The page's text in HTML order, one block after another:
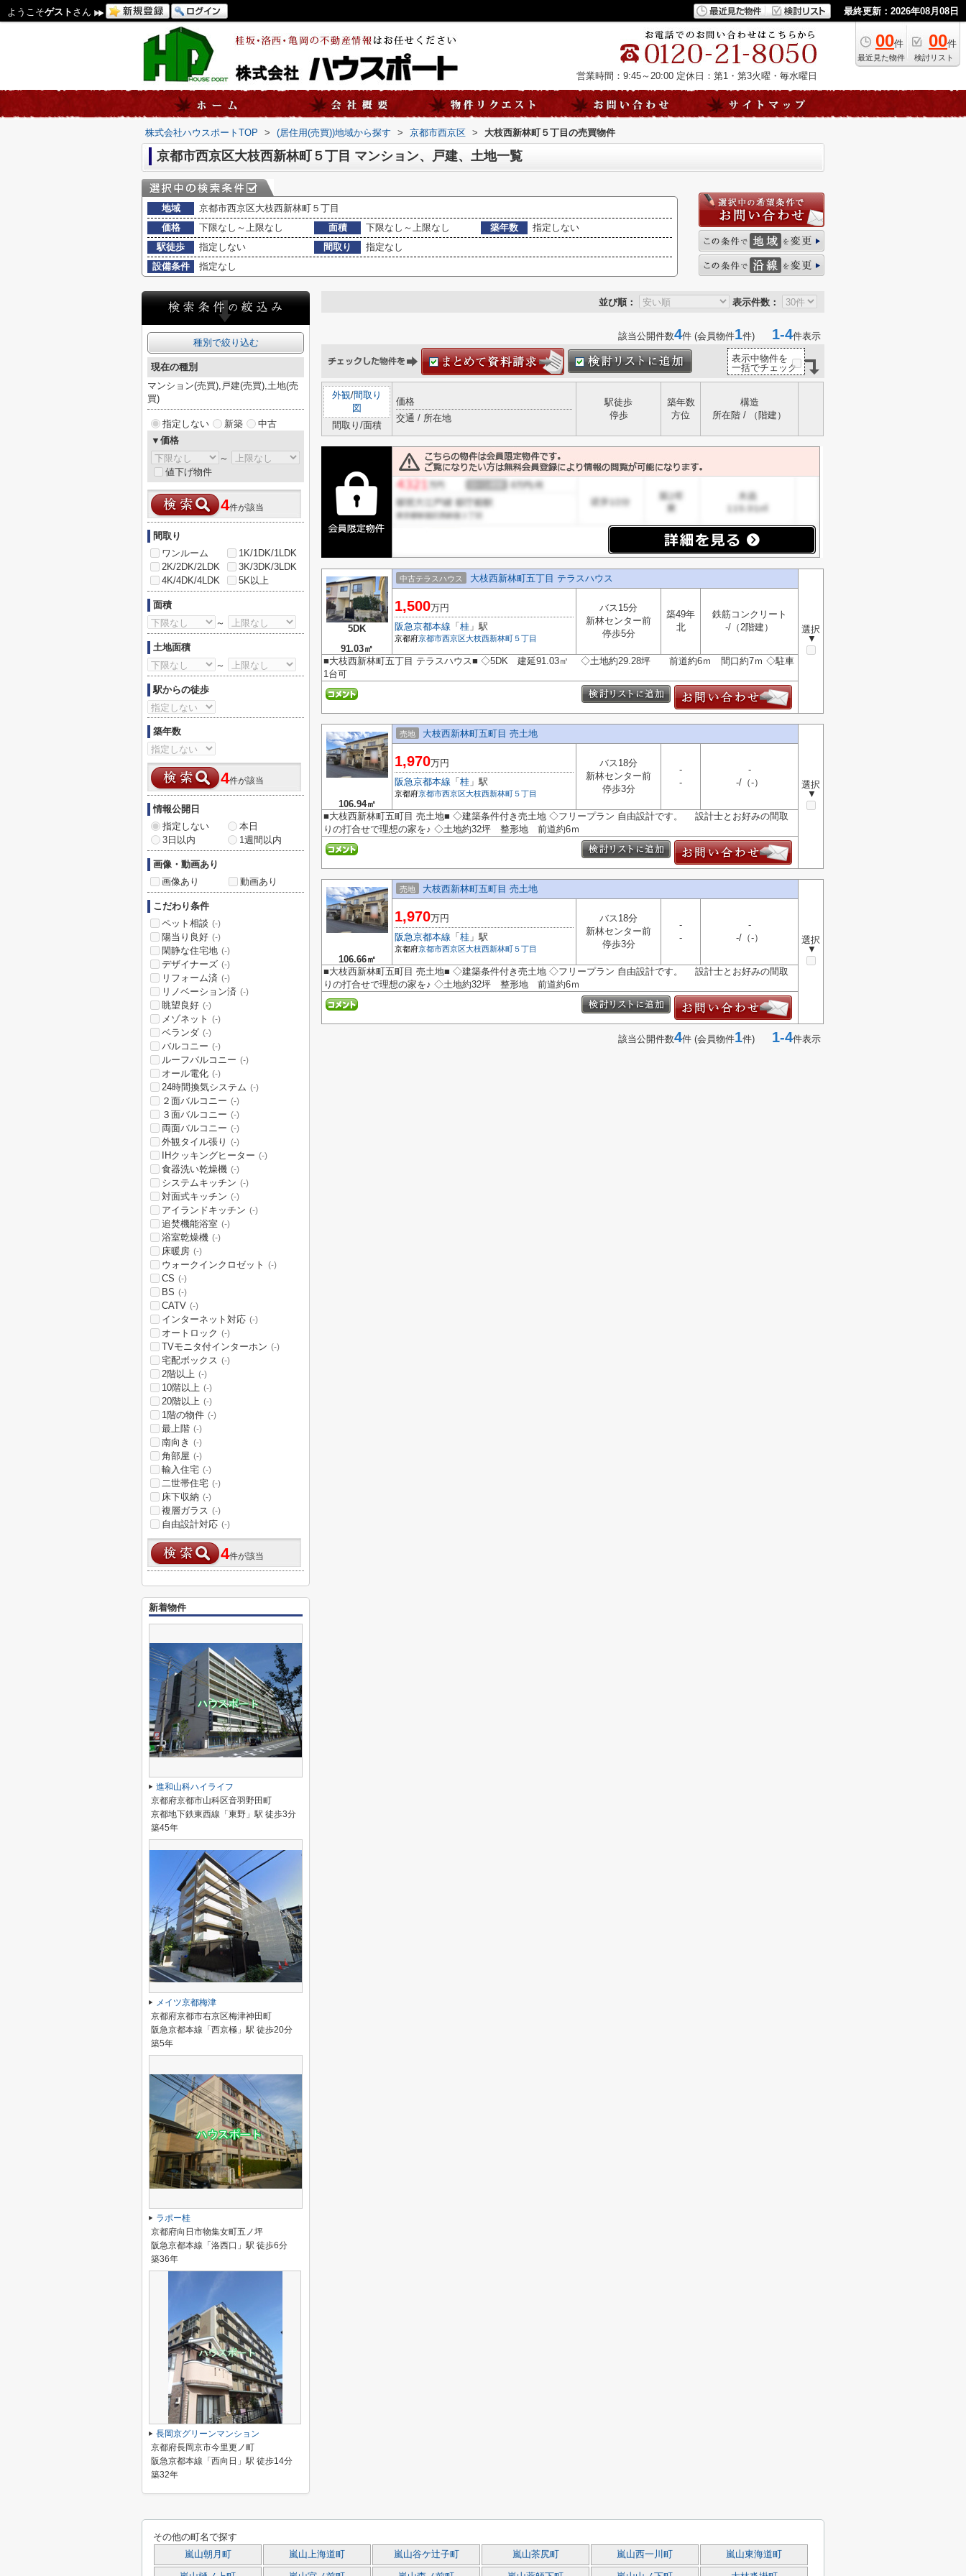
ようこそゲスト さん 最終更新：2026年08月08日
00件
最近見た物件
00件
検討リスト
営業時間：9:45～20:00 定休日：第1・第3火曜・毎水曜日
株式会社ハウスポートTOP > (居住用(売買))地域から探す > 京都市西京区 > 大枝西新林町５丁目の売買物件
京都市西京区大枝西新林町５丁目 マンション、戸建、土地一覧
地域
京都市西京区大枝西新林町５丁目
価格
下限なし～上限なし 面積 下限なし～上限なし 築年数
指定しない
駅徒歩
指定しない 間取り
指定なし
設備条件
指定なし
並び順： 表示件数：
該当公開件数4件 (会員物件1件) 1-4件表示
表示中物件を
一括でチェック
外観/間取り
図
間取り/面積
価格
交通 / 所在地
駅徒歩
停歩
築年数
方位
構造
所在階 / （階建）
5DK
91.03㎡
中古テラスハウス 大枝西新林町五丁目 テラスハウス
選択
▼
1,500万円
阪急京都本線 「 桂 」駅
京都府京都市西京区大枝西新林町５丁目
バス15分
新林センター前
停歩5分
築49年
北
鉄筋コンクリート
-/（2階建）
■大枝西新林町五丁目 テラスハウス■ ◇5DK 建延91.03㎡ ◇土地約29.28坪 前道約6ｍ 間口約7ｍ ◇駐車
1台可
106.94㎡
売地 大枝西新林町五町目 売土地
選択
▼
1,970万円
阪急京都本線 「 桂 」駅
京都府京都市西京区大枝西新林町５丁目
バス18分
新林センター前
停歩3分
-
-
-
-/（-）
■大枝西新林町五町目 売土地■ ◇建築条件付き売土地 ◇フリープラン 自由設計です。 設計士とお好みの間取
りの打合せで理想の家を♪ ◇土地約32坪 整形地 前道約6ｍ
106.66㎡
売地 大枝西新林町五町目 売土地
選択
▼
1,970万円
阪急京都本線 「 桂 」駅
京都府京都市西京区大枝西新林町５丁目
バス18分
新林センター前
停歩3分
-
-
-
-/（-）
■大枝西新林町五町目 売土地■ ◇建築条件付き売土地 ◇フリープラン 自由設計です。 設計士とお好みの間取
りの打合せで理想の家を♪ ◇土地約32坪 整形地 前道約6ｍ
該当公開件数4件 (会員物件1件) 1-4件表示
種別で絞り込む
現在の種別
マンション(売買),戸建(売買),土地(売
買)
指定しない 新築
中古
▼価格
～
値下げ物件
4件が該当
間取り
ワンルーム
1K/1DK/1LDK
2K/2DK/2LDK
3K/3DK/3LDK
4K/4DK/4LDK
5K以上
面積
～
土地面積
～
駅からの徒歩
築年数
4件が該当
情報公開日
指定しない
本日
3日以内
1週間以内
画像・動画あり
画像あり
動画あり
こだわり条件
ペット相談 (-)
陽当り良好 (-)
閑静な住宅地 (-)
デザイナーズ (-)
リフォーム済 (-)
リノベーション済 (-)
眺望良好 (-)
メゾネット (-)
ベランダ (-)
バルコニー (-)
ルーフバルコニー (-)
オール電化 (-)
24時間換気システム (-)
２面バルコニー (-)
３面バルコニー (-)
両面バルコニー (-)
外観タイル張り (-)
IHクッキングヒーター (-)
食器洗い乾燥機 (-)
システムキッチン (-)
対面式キッチン (-)
アイランドキッチン (-)
追焚機能浴室 (-)
浴室乾燥機 (-)
床暖房 (-)
ウォークインクロゼット (-)
CS (-)
BS (-)
CATV (-)
インターネット対応 (-)
オートロック (-)
TVモニタ付インターホン (-)
宅配ボックス (-)
2階以上 (-)
10階以上 (-)
20階以上 (-)
1階の物件 (-)
最上階 (-)
南向き (-)
角部屋 (-)
輸入住宅 (-)
二世帯住宅 (-)
床下収納 (-)
複層ガラス (-)
自由設計対応 (-)
4件が該当
新着物件
進和山科ハイライフ
京都府京都市山科区音羽野田町
京都地下鉄東西線「東野」駅 徒歩3分
築45年
メイツ京都梅津
京都府京都市右京区梅津神田町
阪急京都本線「西京極」駅 徒歩20分
築5年
ラポー桂
京都府向日市物集女町五ノ坪
阪急京都本線「洛西口」駅 徒歩6分
築36年
長岡京グリーンマンション
京都府長岡京市今里更ノ町
阪急京都本線「西向日」駅 徒歩14分
築32年
その他の町名で探す
嵐山朝月町 嵐山上海道町 嵐山谷ケ辻子町 嵐山茶尻町 嵐山西一川町 嵐山東海道町